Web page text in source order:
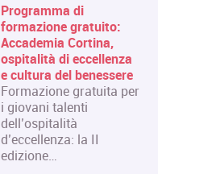
Programma di
formazione gratuito:
Accademia Cortina,
ospitalità di eccellenza
e cultura del benessere
Formazione gratuita per
i giovani talenti
dell’ospitalità
d’eccellenza: la II
edizione…